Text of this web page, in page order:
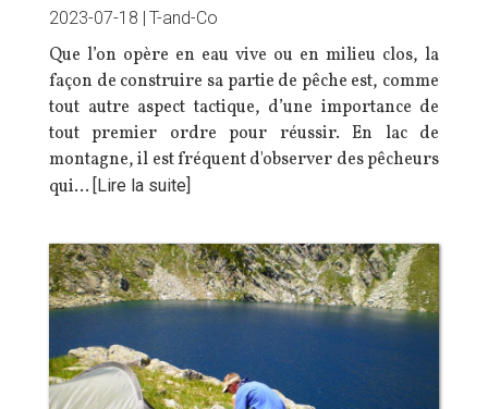
2023-07-18 | T-and-Co
Que l’on opère en eau vive ou en milieu clos, la
façon de construire sa partie de pêche est, comme
tout autre aspect tactique, d’une importance de
tout premier ordre pour réussir. En lac de
montagne, il est fréquent d'observer des pêcheurs
qui… [Lire la suite]